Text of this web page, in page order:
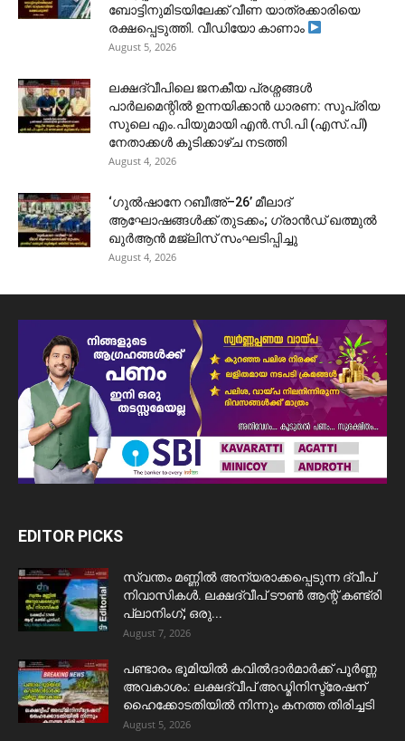
ബോട്ടിനുമിടയിലേക്ക് വീണ യാത്രക്കാരിയെ
രക്ഷപ്പെടുത്തി. വീഡിയോ കാണാം
August 5, 2026
ലക്ഷദ്വീപിലെ ജനകീയ പ്രശ്നങ്ങൾ
പാർലമെന്റിൽ ഉന്നയിക്കാൻ ധാരണ: സുപ്രിയ
സുലെ എം.പിയുമായി എൻ.സി.പി (എസ്.പി)
നേതാക്കൾ കൂടിക്കാഴ്ച നടത്തി
August 4, 2026
‘ഗുൽഷാനേ റബീഅ്–26’ മീലാദ്
ആഘോഷങ്ങൾക്ക് തുടക്കം; ഗ്രാൻഡ് ഖത്മുൽ
ഖുർആൻ മജ്‌ലിസ് സംഘടിപ്പിച്ചു
August 4, 2026
EDITOR PICKS
സ്വന്തം മണ്ണിൽ അന്യരാക്കപ്പെടുന്ന ദ്വീപ്
നിവാസികൾ. ലക്ഷദ്വീപ് ടൗൺ ആന്റ് കണ്ട്രി
പ്ലാനിംഗ്; ഒരു...
August 7, 2026
പണ്ടാരം ഭൂമിയിൽ കവിൽദാർമാർക്ക് പൂർണ്ണ
അവകാശം: ലക്ഷദ്വീപ് അഡ്മിനിസ്ട്രേഷന്
ഹൈക്കോടതിയിൽ നിന്നും കനത്ത തിരിച്ചടി
August 5, 2026